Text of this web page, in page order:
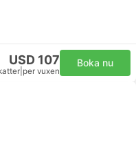
USD 107
per vuxen
Boka nu